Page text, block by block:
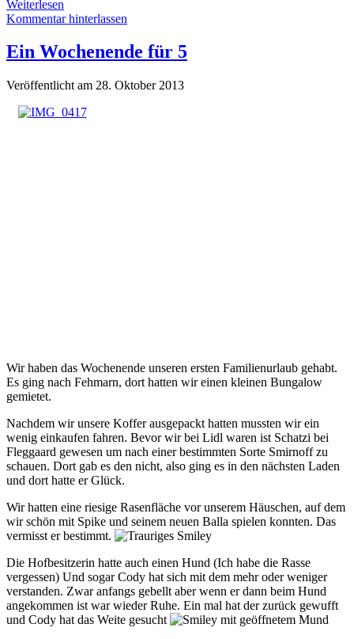
Weiterlesen
steht
der
Tür
Kommentar hinterlassen
Ein Wochenende für 5
Veröffentlicht am 28. Oktober 2013
Wir haben das Wochenende unseren ersten Familienurlaub gehabt.
Es ging nach Fehmarn, dort hatten wir einen kleinen Bungalow
gemietet.
Nachdem wir unsere Koffer ausgepackt hatten mussten wir ein
wenig einkaufen fahren. Bevor wir bei Lidl waren ist Schatzi bei
Fleggaard gewesen um nach einer bestimmten Sorte Smirnoff zu
schauen. Dort gab es den nicht, also ging es in den nächsten Laden
und dort hatte er Glück.
Wir hatten eine riesige Rasenfläche vor unserem Häuschen, auf dem
wir schön mit Spike und seinem neuen Balla spielen konnten. Das
vermisst er bestimmt.
Die Hofbesitzerin hatte auch einen Hund (Ich habe die Rasse
vergessen) Und sogar Cody hat sich mit dem mehr oder weniger
verstanden. Zwar anfangs gebellt aber wenn er dann beim Hund
angekommen ist war wieder Ruhe. Ein mal hat der zurück gewufft
und Cody hat das Weite gesucht